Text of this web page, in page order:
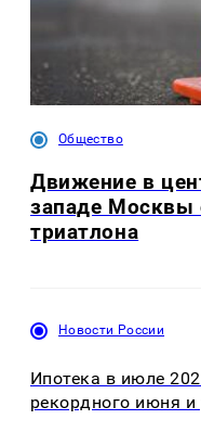
Общество
Движение в
западе Москвы
триатлона
Новости России
Ипотека в июле
рекордного июня и